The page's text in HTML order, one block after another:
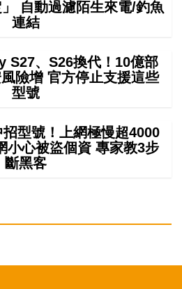
自動過濾陌生來電/釣魚
連結
S27、S26換代！10億部
險增 官方停止支援這些
型號
型號！上網極慢超4000
小心被盜個資 專家教3步
斷黑客